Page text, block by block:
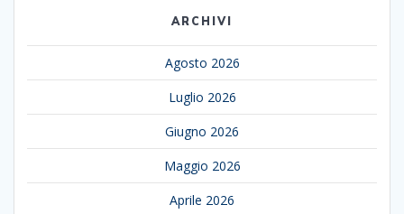
ARCHIVI
Agosto 2026
Luglio 2026
Giugno 2026
Maggio 2026
Aprile 2026